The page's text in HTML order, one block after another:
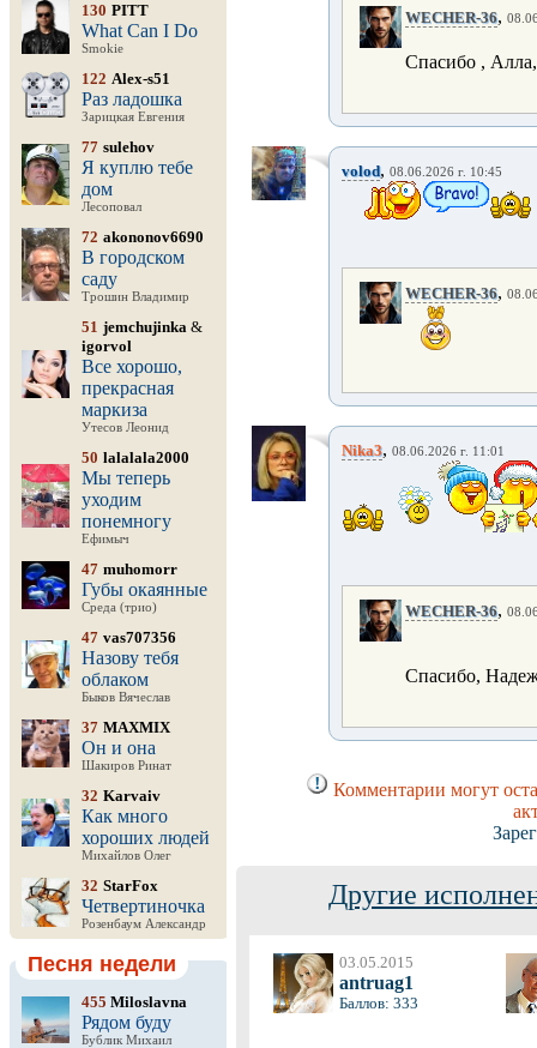
130 PITT
What Can I Do
Smokie
122 Alex-s51
Раз ладошка
Зарицкая Евгения
77 sulehov
Я куплю тебе
дом
Лесоповал
72 akononov6690
В городском
саду
Трошин Владимир
51 jemchujinka &
igorvol
Все хорошо,
прекрасная
маркиза
Утесов Леонид
50 lalalala2000
Мы теперь
уходим
понемногу
Ефимыч
47 muhomorr
Губы окаянные
Среда (трио)
47 vas707356
Назову тебя
облаком
Быков Вячеслав
37 MAXMIX
Он и она
Шакиров Ринат
32 Karvaiv
Как много
хороших людей
Михайлов Олег
32 StarFox
Четвертиночка
Розенбаум Александр
Песня недели
455 Miloslavna
Рядом буду
Бублик Михаил
WECHER-36,
Cпасибо ,
volod, 08.06.2026 г. 10:45
WECHER-36,
Nika3, 08.06.2026 г. 11:01
WECHER-36,
Спасибо,
Комментарии могут
Другие
03.05.2015
antruag1
Баллов: 333